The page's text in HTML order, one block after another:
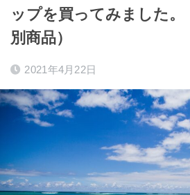
ップを買ってみました
別商品）
2021年4月22日